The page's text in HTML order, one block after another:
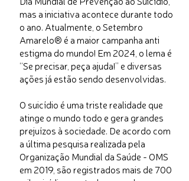
mas a iniciativa acontece durante todo
o ano. Atualmente, o Setembro
Amarelo® é a maior campanha anti
estigma do mundo! Em 2024, o lema é
“Se precisar, peça ajuda!” e diversas
ações já estão sendo desenvolvidas.
O suicídio é uma triste realidade que
atinge o mundo todo e gera grandes
prejuízos à sociedade. De acordo com
a última pesquisa realizada pela
Organização Mundial da Saúde - OMS
em 2019, são registrados mais de 700